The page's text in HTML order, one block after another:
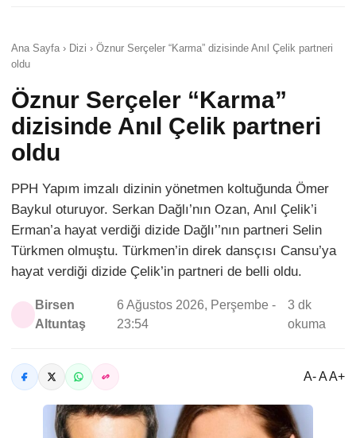
Ana Sayfa › Dizi › Öznur Serçeler “Karma” dizisinde Anıl Çelik partneri
oldu
Öznur Serçeler “Karma”
dizisinde Anıl Çelik partneri
oldu
PPH Yapım imzalı dizinin yönetmen koltuğunda Ömer
Baykul oturuyor. Serkan Dağlı’nın Ozan, Anıl Çelik’i
Erman’a hayat verdiği dizide Dağlı’’nın partneri Selin
Türkmen olmuştu. Türkmen’in direk dansçısı Cansu’ya
hayat verdiği dizide Çelik’in partneri de belli oldu.
Birsen
Altuntaş
6 Ağustos 2026, Perşembe -
23:54
3 dk
okuma
A- A A+